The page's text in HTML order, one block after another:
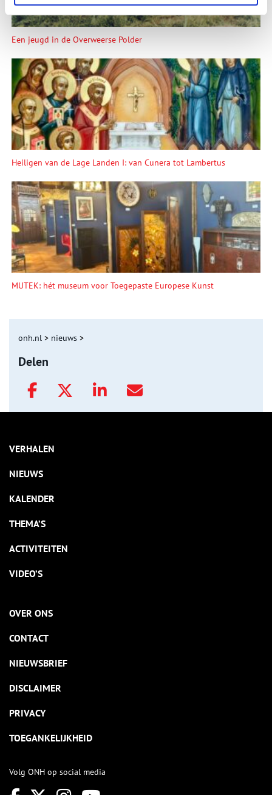
Een jeugd in de Overweerse Polder
Heiligen van de Lage Landen I: van Cunera tot Lambertus
MUTEK: hét museum voor Toegepaste Europese Kunst
onh.nl > nieuws >
Delen
VERHALEN
NIEUWS
KALENDER
THEMA’S
ACTIVITEITEN
VIDEO’S
OVER ONS
CONTACT
NIEUWSBRIEF
DISCLAIMER
PRIVACY
TOEGANKELIJKHEID
Volg ONH op social media